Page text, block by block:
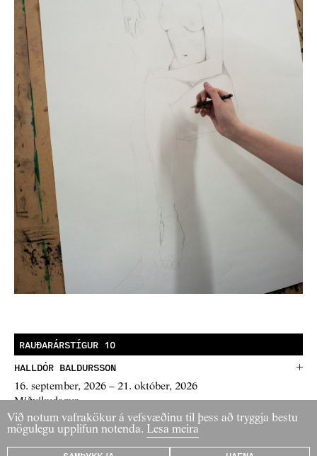
RAUÐARÁRSTÍGUR 10
16. september, 2026 – 21. október, 2026
Miðvikudagur
HALLDÓR BALDURSSON
28.október, 2026 – 2.desember, 2026
HALLDÓR BALDURSSON
Við notum vafrakökur á vefsvæðinu til þess að tryggja bestu
mögulegu upplifun notenda. Lesa meira